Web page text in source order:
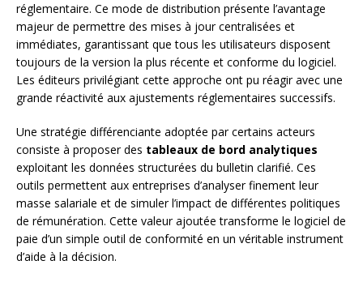
réglementaire. Ce mode de distribution présente l’avantage
majeur de permettre des mises à jour centralisées et
immédiates, garantissant que tous les utilisateurs disposent
toujours de la version la plus récente et conforme du logiciel.
Les éditeurs privilégiant cette approche ont pu réagir avec une
grande réactivité aux ajustements réglementaires successifs.
Une stratégie différenciante adoptée par certains acteurs
consiste à proposer des tableaux de bord analytiques
exploitant les données structurées du bulletin clarifié. Ces
outils permettent aux entreprises d’analyser finement leur
masse salariale et de simuler l’impact de différentes politiques
de rémunération. Cette valeur ajoutée transforme le logiciel de
paie d’un simple outil de conformité en un véritable instrument
d’aide à la décision.